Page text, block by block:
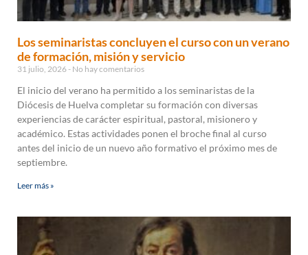
Los seminaristas concluyen el curso con un verano
de formación, misión y servicio
31 julio, 2026 No hay comentarios
El inicio del verano ha permitido a los seminaristas de la
Diócesis de Huelva completar su formación con diversas
experiencias de carácter espiritual, pastoral, misionero y
académico. Estas actividades ponen el broche final al curso
antes del inicio de un nuevo año formativo el próximo mes de
septiembre.
Leer más »